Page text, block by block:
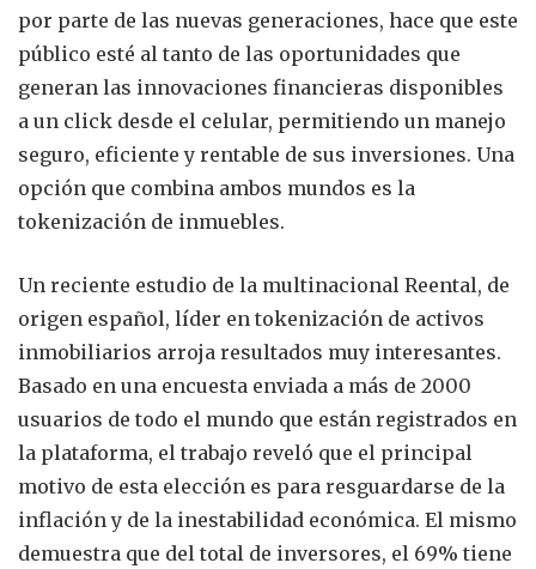
por parte de las nuevas generaciones, hace que este
público esté al tanto de las oportunidades que
generan las innovaciones financieras disponibles
a un click desde el celular, permitiendo un manejo
seguro, eficiente y rentable de sus inversiones. Una
opción que combina ambos mundos es la
tokenización de inmuebles.
Un reciente estudio de la multinacional Reental, de
origen español, líder en tokenización de activos
inmobiliarios arroja resultados muy interesantes.
Basado en una encuesta enviada a más de 2000
usuarios de todo el mundo que están registrados en
la plataforma, el trabajo reveló que el principal
motivo de esta elección es para resguardarse de la
inflación y de la inestabilidad económica. El mismo
demuestra que del total de inversores, el 69% tiene